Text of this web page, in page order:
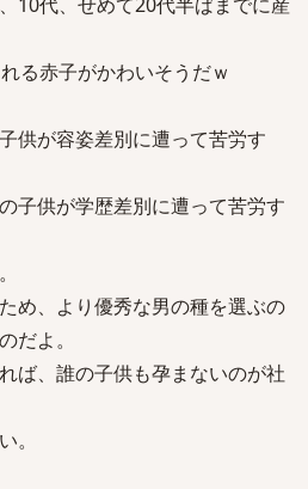
る赤子がかわいそうだｗ
供が容姿差別に遭って苦労す
子供が学歴差別に遭って苦労す
め、より優秀な男の種を選ぶの
だよ。
ば、誰の子供も孕まないのが社
。